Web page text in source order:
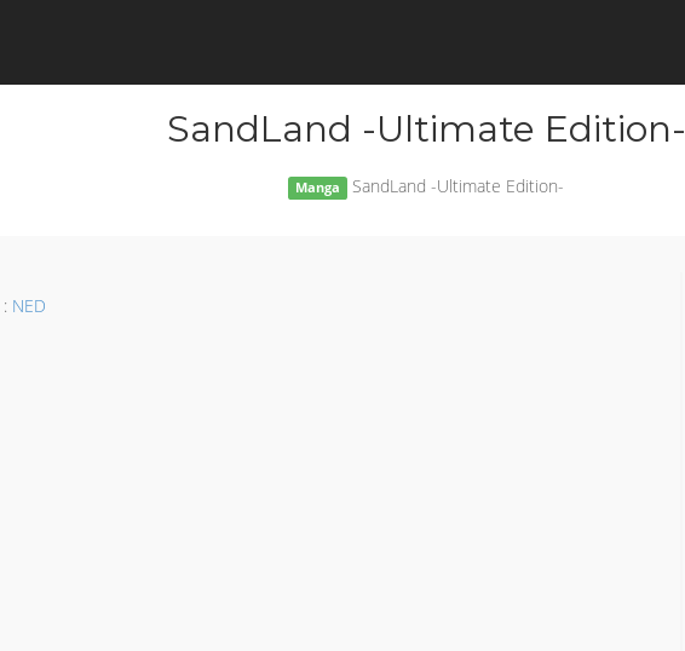
SandLand -Ultimate Edition-
Manga SandLand -Ultimate Edition-
: NED